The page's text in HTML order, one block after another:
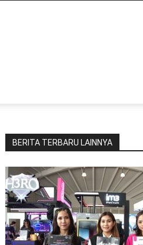
BERITA TERBARU LAINNYA